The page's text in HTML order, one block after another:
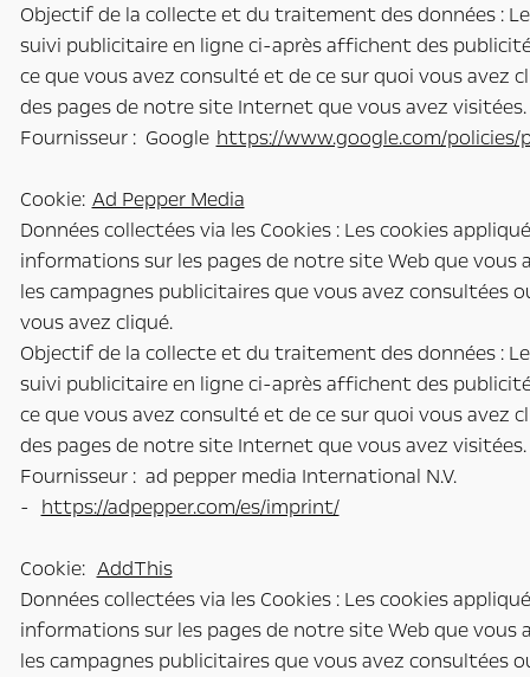
Objectif de la collecte et du traitement des données :
suivi publicitaire en ligne ci-après affichent des
ce que vous avez consulté et de ce sur quoi vous avez
des pages de notre site Internet que vous avez visitées.
Fournisseur : Google https://www.google.com/policies/
Cookie: Ad Pepper Media
Données collectées via les Cookies : Les cookies
informations sur les pages de notre site Web que vous
les campagnes publicitaires que vous avez consultées
vous avez cliqué.
Objectif de la collecte et du traitement des données :
suivi publicitaire en ligne ci-après affichent des
ce que vous avez consulté et de ce sur quoi vous avez
des pages de notre site Internet que vous avez visitées.
Fournisseur : ad pepper media International N.V.
- https://adpepper.com/es/imprint/
Cookie: AddThis
Données collectées via les Cookies : Les cookies
informations sur les pages de notre site Web que vous
les campagnes publicitaires que vous avez consultées